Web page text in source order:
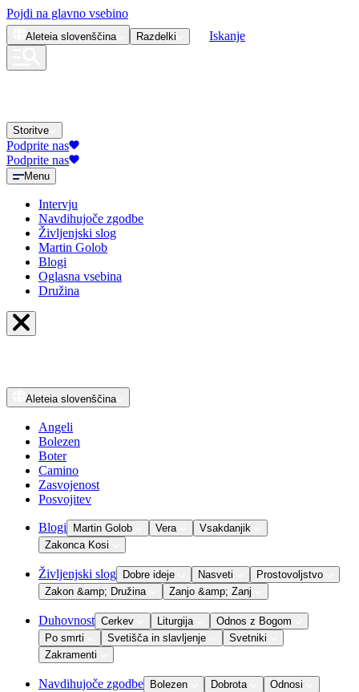
Pojdi na glavno vsebino
Aleteia slovenščina Razdelki Iskanje
Storitve
Podprite nas
Podprite nas
Menu
Intervju
Navdihujoče zgodbe
Življenjski slog
Martin Golob
Blogi
Oglasna vsebina
Družina
Aleteia slovenščina
Angeli
Bolezen
Boter
Camino
Zasvojenost
Posvojitev
Blogi Martin Golob Vera
Vsakdanjik
Zakonca Kosi
Življenjski slog Dobre ideje Nasveti
Prostovoljstvo
Zakon &amp; Družina
Zanjo &amp; Zanj
Duhovnost Cerkev Liturgija
Odnos z Bogom
Po smrti
Svetišča in slavljenje
Svetniki
Zakramenti
Navdihujoče zgodbe Bolezen Dobrota
Odnosi